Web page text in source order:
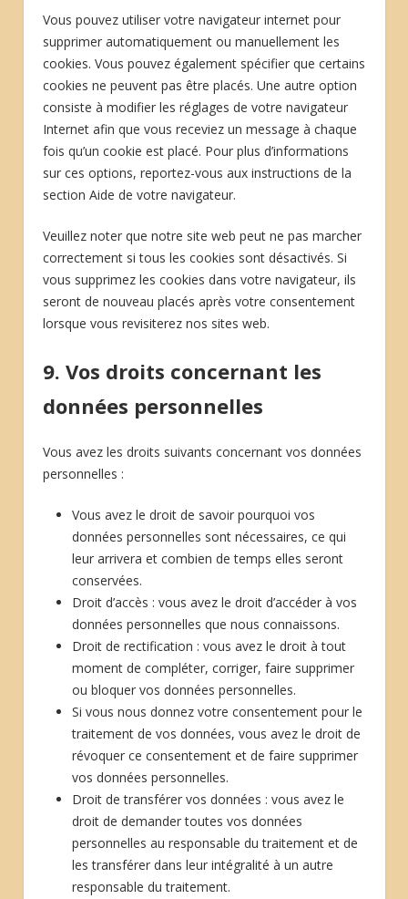
Vous pouvez utiliser votre navigateur internet pour
supprimer automatiquement ou manuellement les
cookies. Vous pouvez également spécifier que certains
cookies ne peuvent pas être placés. Une autre option
consiste à modifier les réglages de votre navigateur
Internet afin que vous receviez un message à chaque
fois qu’un cookie est placé. Pour plus d’informations
sur ces options, reportez-vous aux instructions de la
section Aide de votre navigateur.
Veuillez noter que notre site web peut ne pas marcher
correctement si tous les cookies sont désactivés. Si
vous supprimez les cookies dans votre navigateur, ils
seront de nouveau placés après votre consentement
lorsque vous revisiterez nos sites web.
9. Vos droits concernant les
données personnelles
Vous avez les droits suivants concernant vos données
personnelles :
Vous avez le droit de savoir pourquoi vos
données personnelles sont nécessaires, ce qui
leur arrivera et combien de temps elles seront
conservées.
Droit d’accès : vous avez le droit d’accéder à vos
données personnelles que nous connaissons.
Droit de rectification : vous avez le droit à tout
moment de compléter, corriger, faire supprimer
ou bloquer vos données personnelles.
Si vous nous donnez votre consentement pour le
traitement de vos données, vous avez le droit de
révoquer ce consentement et de faire supprimer
vos données personnelles.
Droit de transférer vos données : vous avez le
droit de demander toutes vos données
personnelles au responsable du traitement et de
les transférer dans leur intégralité à un autre
responsable du traitement.